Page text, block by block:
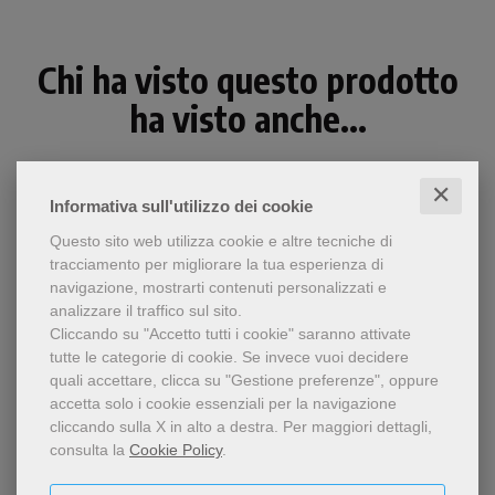
Informativa sull'utilizzo dei cookie ✕
Questo sito web utilizza cookie e altre tecniche di
tracciamento per migliorare la tua esperienza di
navigazione, mostrarti contenuti personalizzati e
analizzare il traffico sul sito.
Cliccando su "Accetto tutti i cookie" saranno attivate
tutte le categorie di cookie. Se invece vuoi decidere
quali accettare, clicca su "Gestione preferenze", oppure
accetta solo i cookie essenziali per la navigazione
cliccando sulla X in alto a destra. Per maggiori dettagli,
consulta la Cookie Policy.
Chi ha visto questo prodotto
ha visto anche...
- 5%
I santi che indicano la via
I santi, pellegrini di speranza